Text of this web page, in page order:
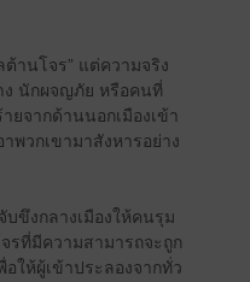
ต้านโจร” แต่ความจริง
ง นักผจญภัย หรือคนที่
ยจากด้านนอกเมืองเข้า
พวกเขามาสังหารอย่าง
บขึงกลางเมืองให้คนรุม
รที่มีความสามารถจะถูก
ให้ผู้เข้าประลองจากทั่ว